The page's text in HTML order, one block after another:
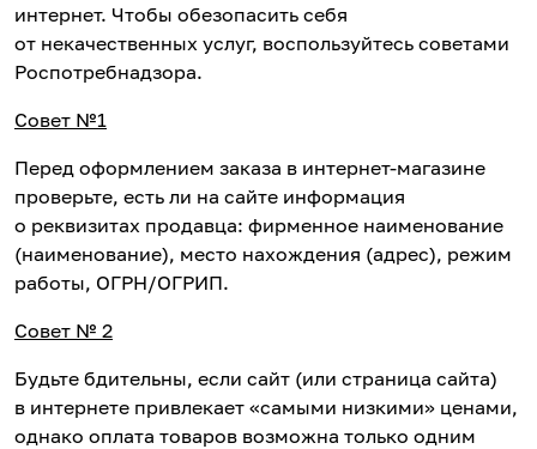
интернет. Чтобы обезопасить себя
от некачественных услуг, воспользуйтесь советами
Роспотребнадзора.
Совет №1
Перед оформлением заказа в интернет-магазине
проверьте, есть ли на сайте информация
о реквизитах продавца: фирменное наименование
(наименование), место нахождения (адрес), режим
работы, ОГРН/ОГРИП.
Совет № 2
Будьте бдительны, если сайт (или страница сайта)
в интернете привлекает «самыми низкими» ценами,
однако оплата товаров возможна только одним